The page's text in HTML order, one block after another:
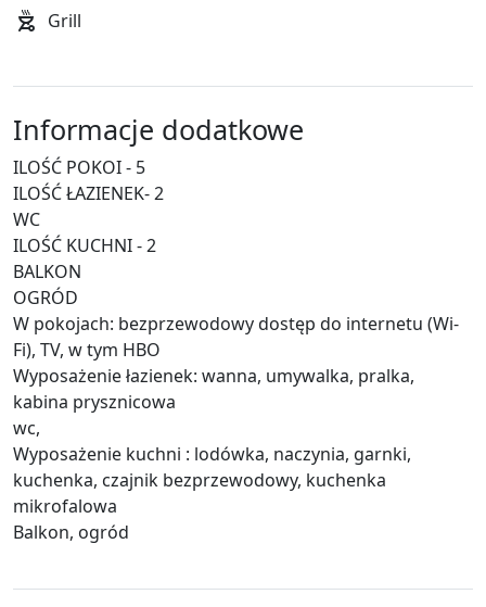
Grill
Informacje dodatkowe
ILOŚĆ POKOI - 5
ILOŚĆ ŁAZIENEK- 2
WC
ILOŚĆ KUCHNI - 2
BALKON
OGRÓD
W pokojach: bezprzewodowy dostęp do internetu (Wi-
Fi), TV, w tym HBO
Wyposażenie łazienek: wanna, umywalka, pralka,
kabina prysznicowa
wc,
Wyposażenie kuchni : lodówka, naczynia, garnki,
kuchenka, czajnik bezprzewodowy, kuchenka
mikrofalowa
Balkon, ogród